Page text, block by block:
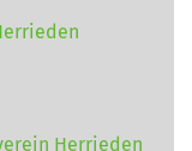
Herrieden